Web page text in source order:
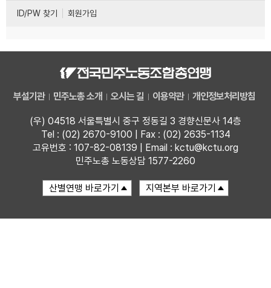
ID/PW 찾기 회원가입
부설기관 민주노총 소개 오시는 길 이용약관 개인정보처리방침
(우) 04518 서울특별시 중구 정동길 3 경향신문사 14층
Tel : (02) 2670-9100 | Fax : (02) 2635-1134
고유번호 : 107-82-08139 | Email : kctu@kctu.org
민주노총 노동상담 1577-2260